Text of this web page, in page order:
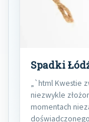
Spadki
„`html Kwestie
niezwykle
momentach